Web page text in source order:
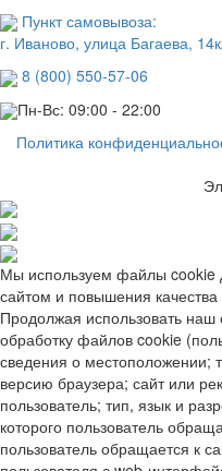
Пункт самовывоза:
г. Иваново, улица Багаева,
8 (800) 550-57-06
Пн-Вс: 09:00 - 22:00
Политика
Мы используем файлы cookie
сайтом и повышения
Продолжая использовать наш
обработку файлов cookie
сведения о местоположении;
версию браузера; сайт или
пользователь; тип, язык и
которого пользователь
пользователь обращается к